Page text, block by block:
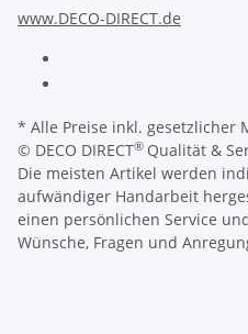
www.DECO-DIRECT.de
* Alle Preise inkl. gesetzlicher
© DECO DIRECT® Qualität &
Die meisten Artikel werden
aufwändiger Handarbeit
einen persönlichen Service
Wünsche, Fragen und